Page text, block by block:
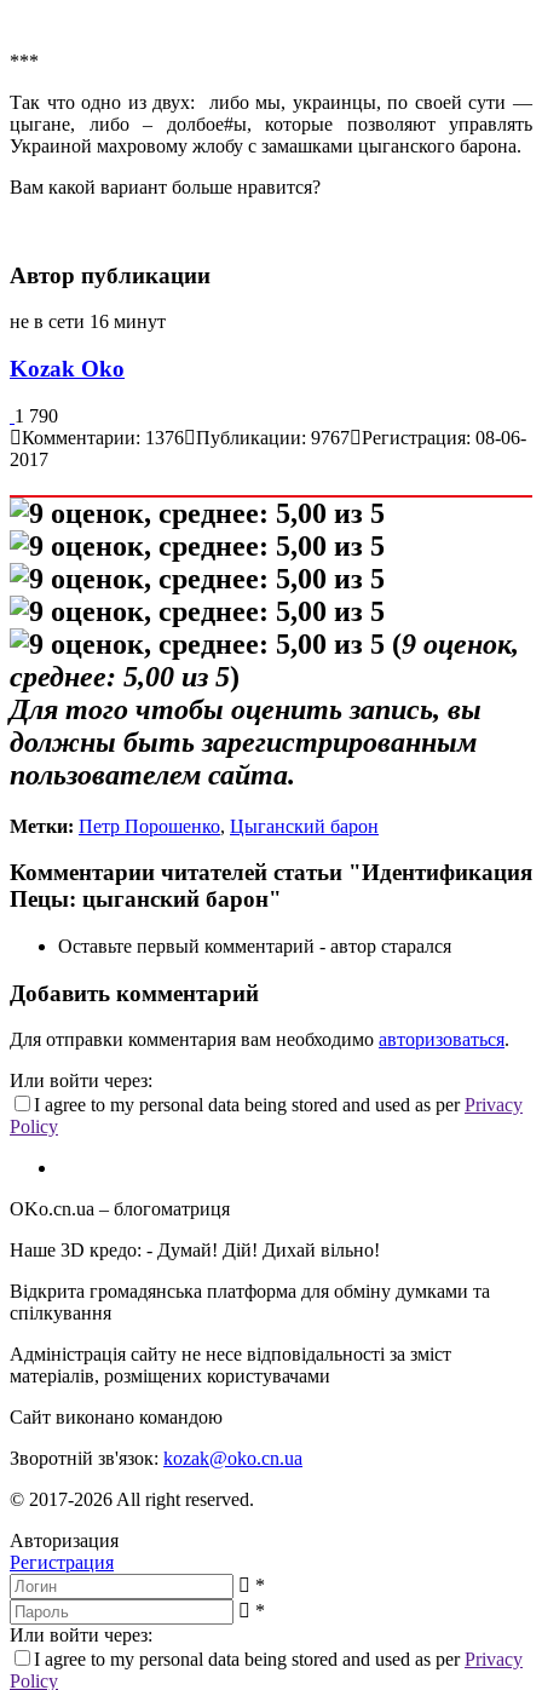
***
Так что одно из двух: либо мы, украинцы, по своей сути —
цыгане, либо – долбое#ы, которые позволяют управлять
Украиной махровому жлобу с замашками цыганского барона.
Вам какой вариант больше нравится?
Автор публикации
не в сети 16 минут
Kozak Oko
1 790
Комментарии: 1376 Публикации: 9767 Регистрация: 08-06-
2017
(9 оценок,
среднее: 5,00 из 5)
Для того чтобы оценить запись, вы
должны быть зарегистрированным
пользователем сайта.
Метки: Петр Порошенко, Цыганский барон
Комментарии читателей статьи "Идентификация
Пецы: цыганский барон"
Оставьте первый комментарий - автор старался
Добавить комментарий
Для отправки комментария вам необходимо авторизоваться.
Или войти через:
I agree to my personal data being stored and used as perPrivacy
Policy
OKo.cn.ua – блогоматриця
Наше 3D кредо: - Думай! Дій! Дихай вільно!
Відкрита громадянська платформа для обміну думками та
спілкування
Адміністрація сайту не несе відповідальності за зміст
матеріалів, розміщених користувачами
Сайт виконано командою
Зворотній зв'язок: kozak@oko.cn.ua
© 2017-2026 All right reserved.
Авторизация
Регистрация
*
*
Или войти через:
I agree to my personal data being stored and used as perPrivacy
Policy